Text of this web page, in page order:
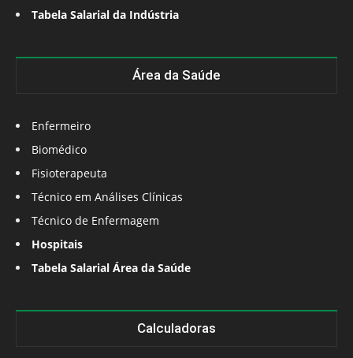
Tabela Salarial da Indústria
Área da Saúde
Enfermeiro
Biomédico
Fisioterapeuta
Técnico em Análises Clínicas
Técnico de Enfermagem
Hospitais
Tabela Salarial Área da Saúde
Calculadoras